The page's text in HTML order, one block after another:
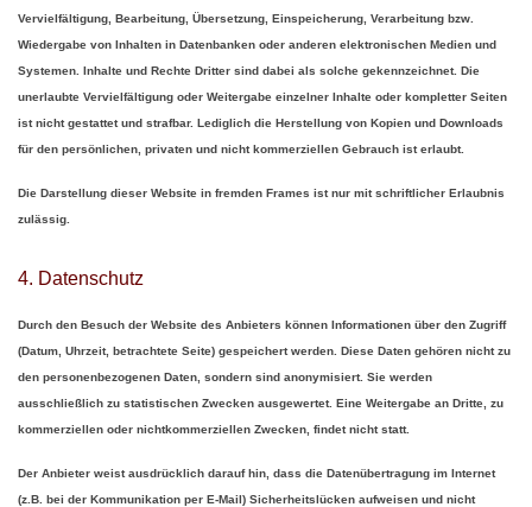
Vervielfältigung, Bearbeitung, Übersetzung, Einspeicherung, Verarbeitung bzw.
Wiedergabe von Inhalten in Datenbanken oder anderen elektronischen Medien und
Systemen. Inhalte und Rechte Dritter sind dabei als solche gekennzeichnet. Die
unerlaubte Vervielfältigung oder Weitergabe einzelner Inhalte oder kompletter Seiten
ist nicht gestattet und strafbar. Lediglich die Herstellung von Kopien und Downloads
für den persönlichen, privaten und nicht kommerziellen Gebrauch ist erlaubt.
Die Darstellung dieser Website in fremden Frames ist nur mit schriftlicher Erlaubnis
zulässig.
4. Datenschutz
Durch den Besuch der Website des Anbieters können Informationen über den Zugriff
(Datum, Uhrzeit, betrachtete Seite) gespeichert werden. Diese Daten gehören nicht zu
den personenbezogenen Daten, sondern sind anonymisiert. Sie werden
ausschließlich zu statistischen Zwecken ausgewertet. Eine Weitergabe an Dritte, zu
kommerziellen oder nichtkommerziellen Zwecken, findet nicht statt.
Der Anbieter weist ausdrücklich darauf hin, dass die Datenübertragung im Internet
(z.B. bei der Kommunikation per E-Mail) Sicherheitslücken aufweisen und nicht